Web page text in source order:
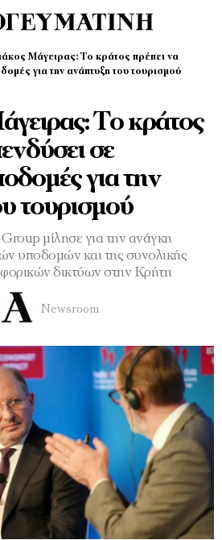
Μάγειρας: Το κράτος πρέπει να
για την ανάπτυξη του τουρισμού
Το κράτος
σε
για την
τουρισμού
μίλησε για την ανάγκη
υποδομών και της συνολικής
δικτύων στην Κρήτη
Newsroom